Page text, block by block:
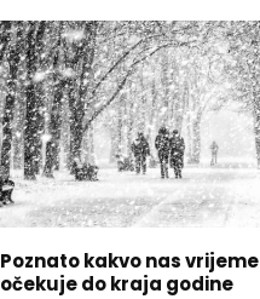
Poznato kakvo nas vrijeme
očekuje do kraja godine